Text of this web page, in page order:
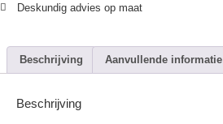
Deskundig advies op maat
Beschrijving Aanvullende informatie
Beschrijving